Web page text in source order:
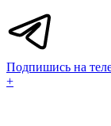
Подпишись на
+